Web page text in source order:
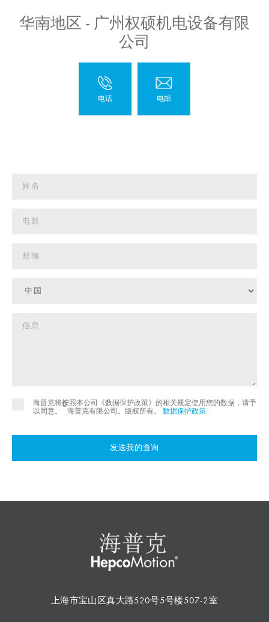
华南地区 - 广州权硕机电设备有限
公司
海普克将按照本公司《数据保护政策》的相关规定使用您的数据，请予
以同意。
©
海普克有限公司。版权所有。 数据保护政策
发送我的查询
上海市宝山区真大路520号5号楼507-2室